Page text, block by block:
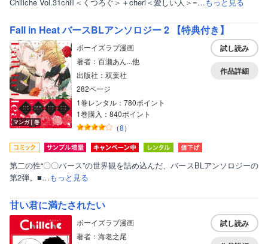
Fall in Heat バースBLアンソロジー 2 【特典付き】
マンガ｜巻
ボーイズラブ漫画
著者：百瀬あん...他
出版社：双葉社
282ページ
1巻レンタル：780ポイント
1巻購入：840ポイント
（8）
試し読み
作品詳細
第二の性“〇〇バース”の世界観を詰め込んだ、バースBLアンソロジーの
第2弾。■…もっと見る
甘い君に満たされたい
ボーイズラブ漫画
著者：海老之尾
試し読み